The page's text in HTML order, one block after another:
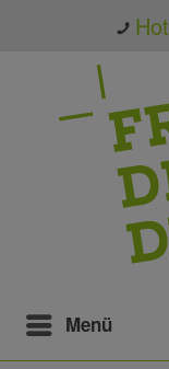
Menü